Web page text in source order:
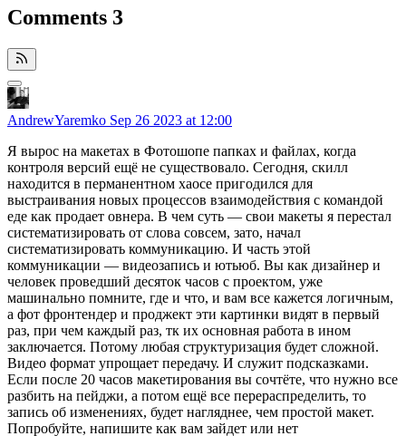
Comments 3
AndrewYaremko Sep 26 2023 at 12:00
Я вырос на макетах в Фотошопе папках и файлах, когда
контроля версий ещё не существовало. Сегодня, скилл
находится в перманентном хаосе пригодился для
выстраивания новых процессов взаимодействия с командой
еде как продает овнера. В чем суть — свои макеты я перестал
систематизировать от слова совсем, зато, начал
систематизировать коммуникацию. И часть этой
коммуникации — видеозапись и ютьюб. Вы как дизайнер и
человек проведший десяток часов с проектом, уже
машинально помните, где и что, и вам все кажется логичным,
а фот фронтендер и проджект эти картинки видят в первый
раз, при чем каждый раз, тк их основная работа в ином
заключается. Потому любая структуризация будет сложной.
Видео формат упрощает передачу. И служит подсказками.
Если после 20 часов макетирования вы сочтёте, что нужно все
разбить на пейджи, а потом ещё все перераспределить, то
запись об изменениях, будет нагляднее, чем простой макет.
Попробуйте, напишите как вам зайдет или нет